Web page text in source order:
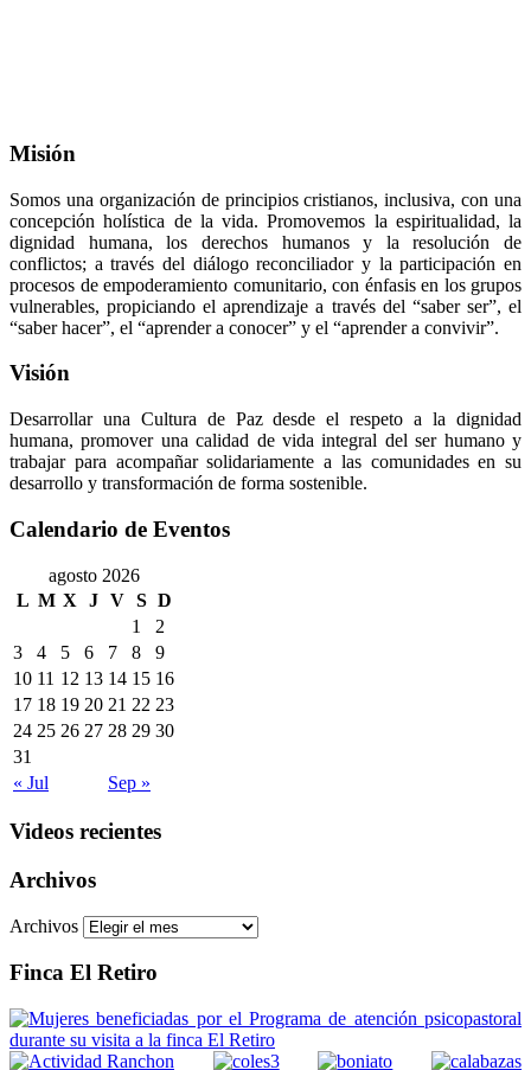
Misión
Somos una organización de principios cristianos, inclusiva, con una
concepción holística de la vida. Promovemos la espiritualidad, la
dignidad humana, los derechos humanos y la resolución de
conflictos; a través del diálogo reconciliador y la participación en
procesos de empoderamiento comunitario, con énfasis en los grupos
vulnerables, propiciando el aprendizaje a través del “saber ser”, el
“saber hacer”, el “aprender a conocer” y el “aprender a convivir”.
Visión
Desarrollar una Cultura de Paz desde el respeto a la dignidad
humana, promover una calidad de vida integral del ser humano y
trabajar para acompañar solidariamente a las comunidades en su
desarrollo y transformación de forma sostenible.
Calendario de Eventos
agosto 2026
L M X J V S D
1
2
3
4 5 6 7 8
9
10 11 12 13 14 15 16
17 18 19 20 21 22 23
24 25 26 27 28 29 30
31
« Jul
Sep »
Videos recientes
Archivos
Archivos
Finca El Retiro